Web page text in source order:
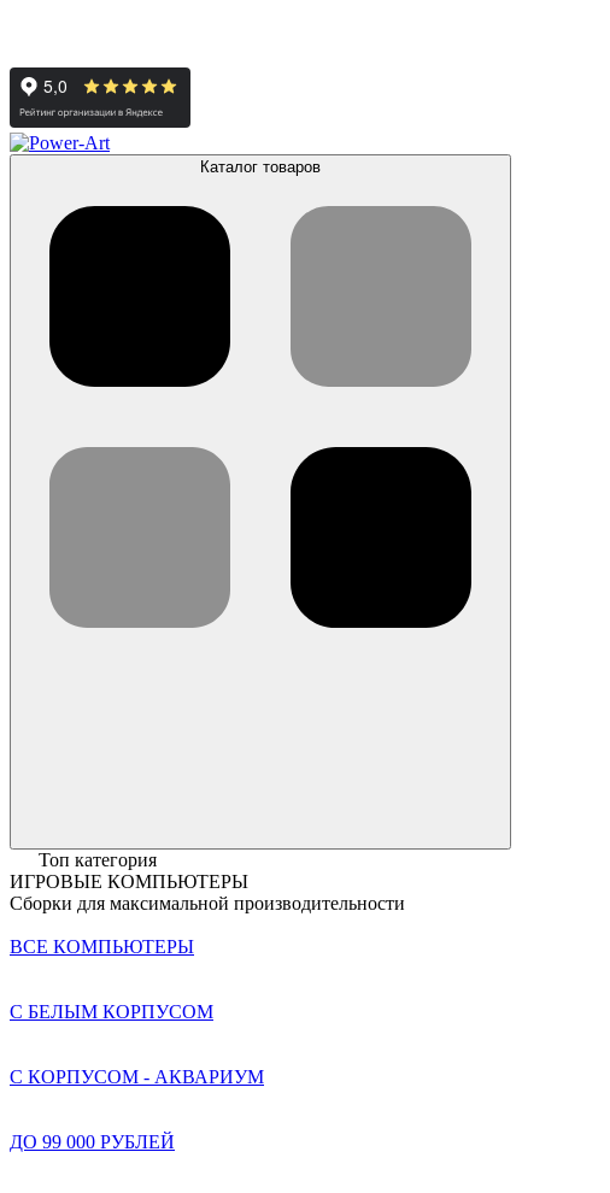
Каталог товаров
Топ категория
ИГРОВЫЕ КОМПЬЮТЕРЫ
Сборки для максимальной производительности
ВСЕ КОМПЬЮТЕРЫ
С БЕЛЫМ КОРПУСОМ
С КОРПУСОМ - АКВАРИУМ
ДО 99 000 РУБЛЕЙ